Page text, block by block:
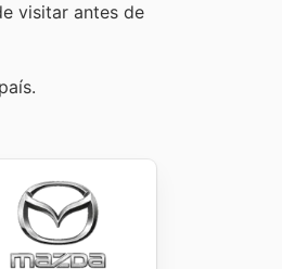
visitar antes de